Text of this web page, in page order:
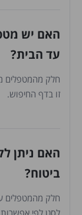
האם יש
עד הבית?
חלק מהמטפלים
זו בדף החיפוש.
האם ניתן
ביטוח?
חלק מהמטפלים